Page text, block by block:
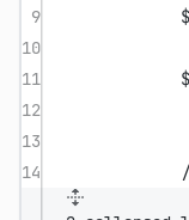
9
10
11
12
13
14